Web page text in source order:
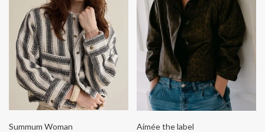
Summum Woman Aímée the label